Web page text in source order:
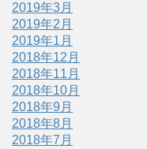
2019年3月
2019年2月
2019年1月
2018年12月
2018年11月
2018年10月
2018年9月
2018年8月
2018年7月